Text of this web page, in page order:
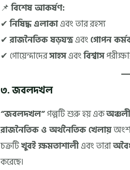
📌বিশেষ আকর্ষণ:
✔নিষিদ্ধ এলাকাএবং তার রহস্য
✔রাজনৈতিক ষড়যন্ত্রএবংগোপন
✔ গোয়েন্দাদেরসাহসএবংবিশ্বাস
৩. জবলদখল
“জবলদখল”গল্পটি শুরু হয় এক
রাজনৈতিক ও অর্থনৈতিক খেলায়
চক্রটিখুবই ক্ষমতাশালীএবং তারা
করেছে।